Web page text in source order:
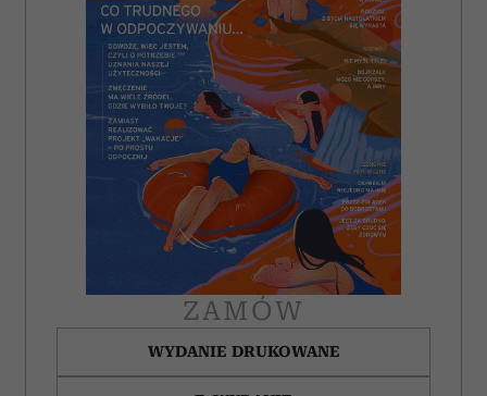
ZAMÓW
WYDANIE DRUKOWANE